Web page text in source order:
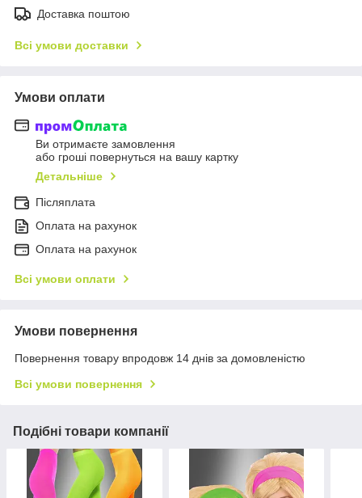
Доставка поштою
Всі умови доставки
Умови оплати
Ви отримаєте замовлення
або гроші повернуться на вашу картку
Детальніше
Післяплата
Оплата на рахунок
Оплата на рахунок
Всі умови оплати
Умови повернення
Повернення товару впродовж 14 днів за домовленістю
Всі умови повернення
Подібні товари компанії